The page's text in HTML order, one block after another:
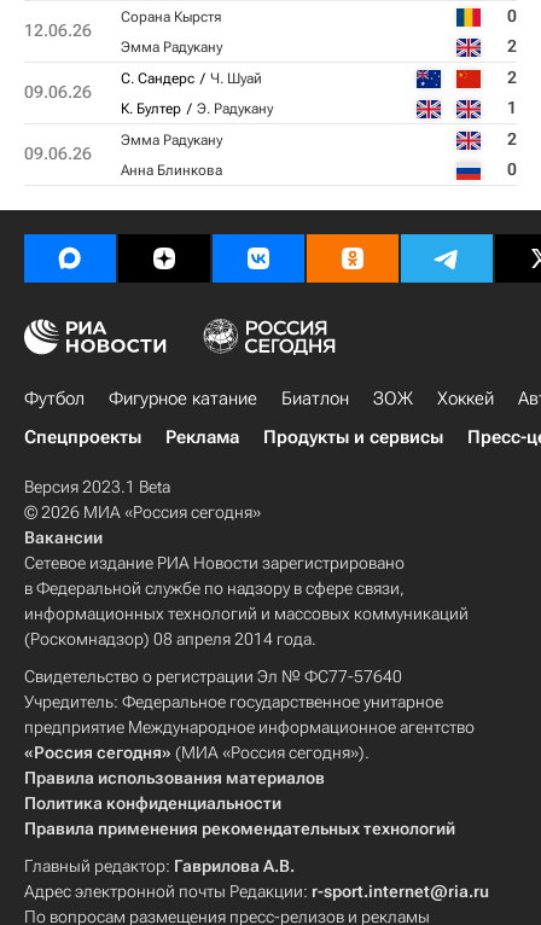
12.06.26
Сорана Кырстя 0
Эмма Радукану 2
09.06.26
С. Сандерс Ч. Шуай 2
К. Бултер Э. Радукану 1
09.06.26
Эмма Радукану 2
Анна Блинкова 0
Футбол Фигурное катание Биатлон ЗОЖ Хоккей
Спецпроекты
Реклама Продукты и сервисы Пресс-
Версия 2023.1 Beta
© 2026 МИА «Россия сегодня»
Вакансии
Сетевое издание РИА Новости зарегистрировано
в Федеральной службе по надзору в сфере связи,
информационных технологий и массовых коммуникаций
(Роскомнадзор) 08 апреля 2014 года.
Свидетельство о регистрации Эл № ФС77-57640
Учредитель: Федеральное государственное унитарное
предприятие Международное информационное агентство
«Россия сегодня» (МИА «Россия сегодня»).
Правила использования материалов
Политика конфиденциальности
Правила применения рекомендательных технологий
Главный редактор: Гаврилова А.В.
Адрес электронной почты Редакции: r-sport.internet@ria.ru
По вопросам размещения пресс-релизов и рекламы